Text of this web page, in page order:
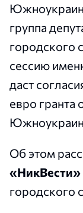
группа
городского
сессию
даст
евро гранта
Об этом
«НикВести»
городского